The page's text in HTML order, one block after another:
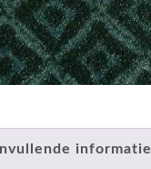
informatie